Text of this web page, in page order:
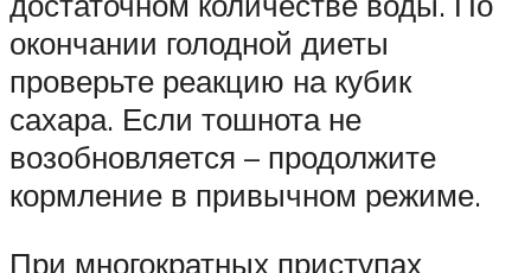
окончании голодной диеты
проверьте реакцию на кубик
сахара. Если тошнота не
возобновляется – продолжите
кормление в привычном режиме.
При многократных приступах